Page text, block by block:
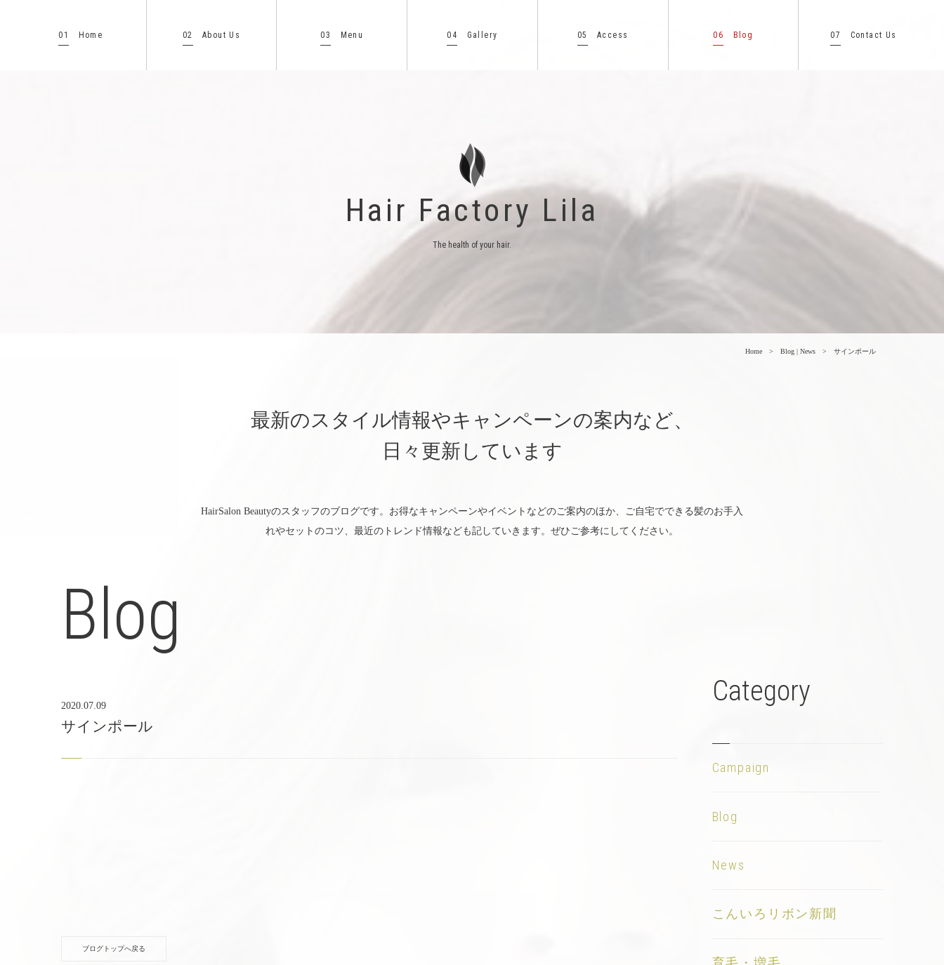
01 Home 02 About Us 03 Menu 04 Gallery 05 Access 06 Blog 07 Contact Us
Hair Factory Lila
The health of your hair.
Home Blog | News サインポール
最新のスタイル情報やキャンペーンの案内など、
日々更新しています
HairSalon Beautyのスタッフのブログです。お得なキャンペーンやイベントなどのご案内のほか、ご自宅でできる髪のお手入
れやセットのコツ、最近のトレンド情報なども記していきます。ぜひご参考にしてください。
Blog
2020.07.09
サインポール
ブログトップへ戻る
Category
Campaign
Blog
News
こんいろリボン新聞